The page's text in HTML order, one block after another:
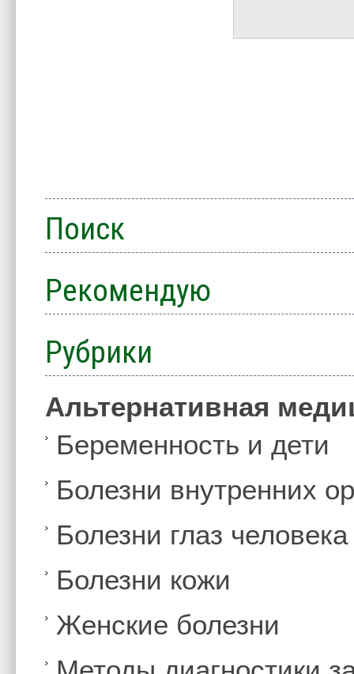
Поиск
Рекомендую
Рубрики
Альтернативная
Беременность и дети
Болезни внутренних
Болезни глаз человека
Болезни кожи
Женские болезни